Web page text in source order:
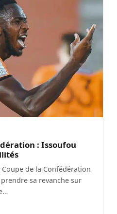
: Issoufou
de la Confédération
prendre sa revanche sur